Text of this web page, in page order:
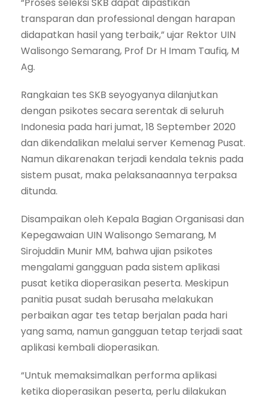
“Proses seleksi SKB dapat dipastikan
transparan dan professional dengan harapan
didapatkan hasil yang terbaik,” ujar Rektor UIN
Walisongo Semarang, Prof Dr H Imam Taufiq, M
Ag.
Rangkaian tes SKB seyogyanya dilanjutkan
dengan psikotes secara serentak di seluruh
Indonesia pada hari jumat, 18 September 2020
dan dikendalikan melalui server Kemenag Pusat.
Namun dikarenakan terjadi kendala teknis pada
sistem pusat, maka pelaksanaannya terpaksa
ditunda.
Disampaikan oleh Kepala Bagian Organisasi dan
Kepegawaian UIN Walisongo Semarang, M
Sirojuddin Munir MM, bahwa ujian psikotes
mengalami gangguan pada sistem aplikasi
pusat ketika dioperasikan peserta. Meskipun
panitia pusat sudah berusaha melakukan
perbaikan agar tes tetap berjalan pada hari
yang sama, namun gangguan tetap terjadi saat
aplikasi kembali dioperasikan.
“Untuk memaksimalkan performa aplikasi
ketika dioperasikan peserta, perlu dilakukan